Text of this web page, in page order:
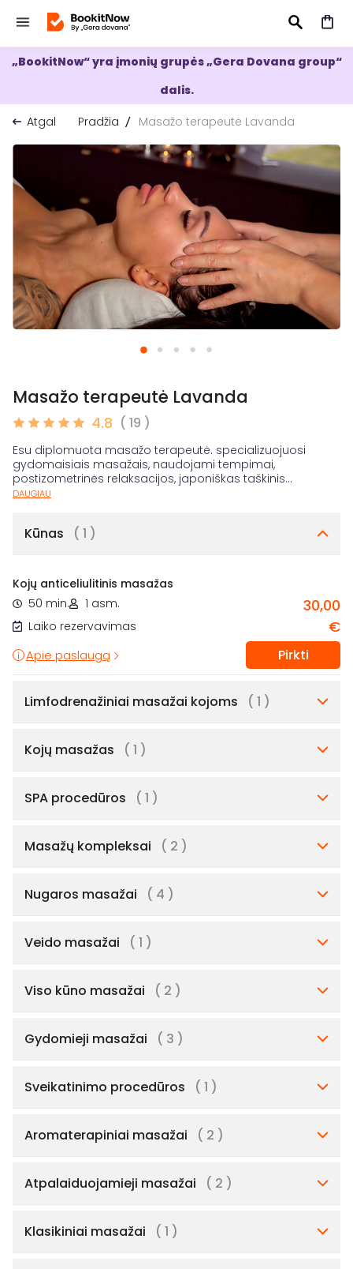
IEŠKOTI
„BookitNow“ yra įmonių grupės „Gera Dovana group“
dalis.
Atgal
Pradžia Masažo terapeutė Lavanda
Masažo terapeutė Lavanda
4.8 ( 19 )
Esu diplomuota masažo terapeutė. specializuojuosi
gydomaisiais masažais, naudojami tempimai,
postizometrinės relaksacijos, japoniškas taškinis...
DAUGIAU
Kūnas ( 1 )
Kojų anticeliulitinis masažas
50 min.
1 asm.
Laiko rezervavimas
30,00
€
Apie paslaugą Pirkti
Limfodrenažiniai masažai kojoms ( 1 )
Kojų masažas ( 1 )
SPA procedūros ( 1 )
Masažų kompleksai ( 2 )
Nugaros masažai ( 4 )
Veido masažai ( 1 )
Viso kūno masažai ( 2 )
Gydomieji masažai ( 3 )
Sveikatinimo procedūros ( 1 )
Aromaterapiniai masažai ( 2 )
Atpalaiduojamieji masažai ( 2 )
Klasikiniai masažai ( 1 )